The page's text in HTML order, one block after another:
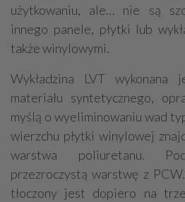
użytkowaniu, ale… nie są
innego panele, płytki lub
także winylowymi.
Wykładzina LVT wykonana
materiału syntetycznego,
myślą o wyeliminowaniu wad
wierzchu płytki winylowej
warstwa poliuretanu.
przezroczystą warstwę z
tłoczony jest dopiero na